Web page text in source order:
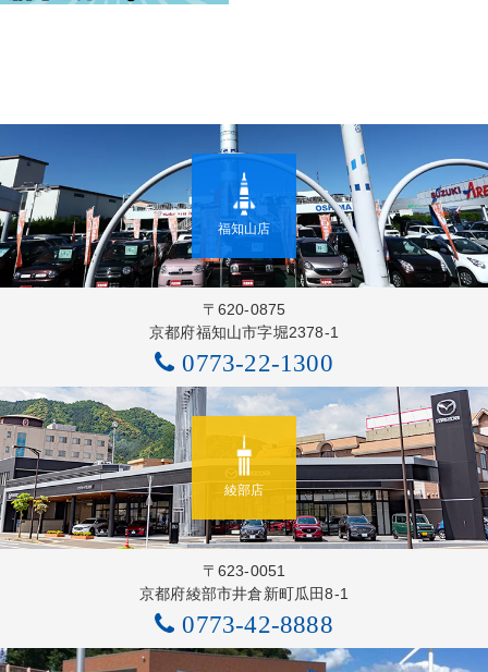
福知山店
〒620-0875
京都府福知山市字堀2378-1
0773-22-1300
綾部店
〒623-0051
京都府綾部市井倉新町瓜田8-1
0773-42-8888